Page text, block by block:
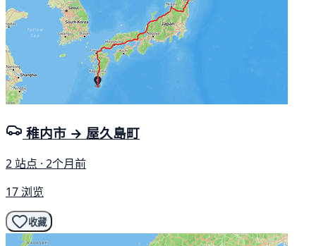
稚内市 → 屋久島町
2 站点 · 2个月前
17 浏览
收藏